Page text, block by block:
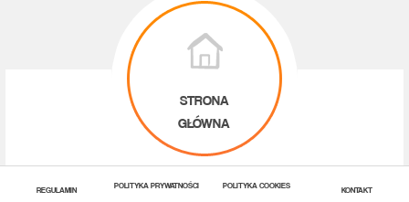
STRONA
GŁÓWNA
REGULAMIN POLITYKA PRYWATNOŚCI POLITYKA COOKIES KONTAKT